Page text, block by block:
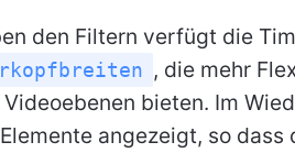
den Filtern verfügt die
, die mehr
Videoebenen bieten. Im
angezeigt, so